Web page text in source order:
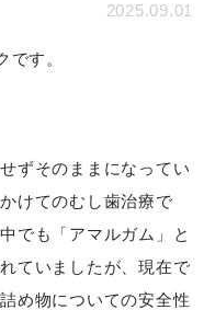
2025.09.01
です。
ずそのままになってい
けてのむし歯治療で
でも「アマルガム」と
ていましたが、現在で
め物についての安全性